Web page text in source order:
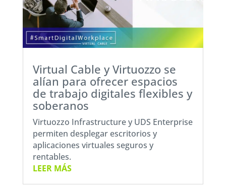
Virtual Cable y Virtuozzo se
alían para ofrecer espacios
de trabajo digitales flexibles y
soberanos
Virtuozzo Infrastructure y UDS Enterprise
permiten desplegar escritorios y
aplicaciones virtuales seguros y
rentables.
LEER MÁS